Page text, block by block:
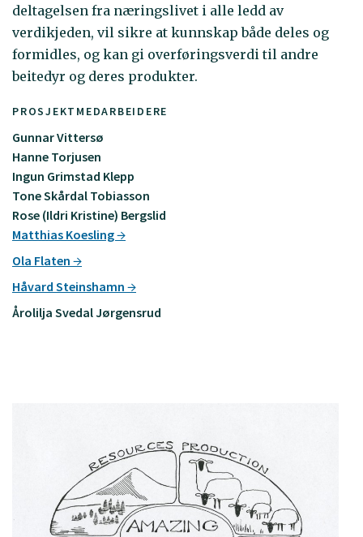
PROSJEKTMEDARBEIDERE
Gunnar Vittersø
Hanne Torjusen
Ingun Grimstad Klepp
Tone Skårdal Tobiasson
Rose (Ildri Kristine) Bergslid
Matthias Koesling
Ola Flaten
Håvard Steinshamn
Årolilja Svedal Jørgensrud
deltagelsen fra næringslivet i alle ledd av
verdikjeden, vil sikre at kunnskap både deles og
formidles, og kan gi overføringsverdi til andre
beitedyr og deres produkter.